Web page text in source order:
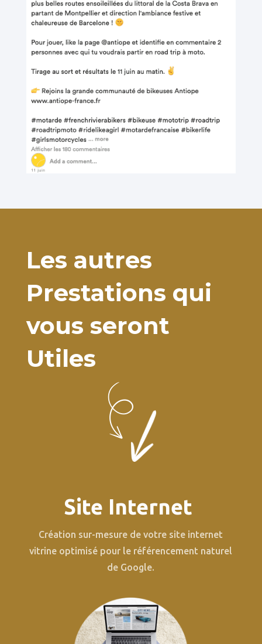
Les autres
Prestations qui
vous seront
Utiles
Site Internet
Création sur-mesure de votre site internet
vitrine optimisé pour le référencement naturel
de Google.